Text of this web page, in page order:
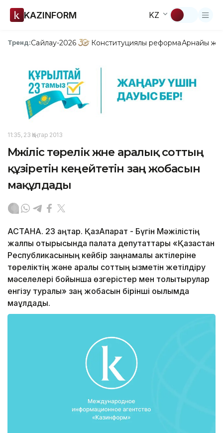
KAZINFORM KZ
Тренд:Сайлау-2026 Конституциялық реформаАрнайы
11:35, 23 Қаңтар 2013
Мәжіліс төрелік және аралық соттың
құзіретін кеңейтетін заң жобасын
мақұлдады
АСТАНА. 23 қаңтар. ҚазАқпарат - Бүгін Мәжілістің
жалпы отырысында палата депутаттары «Қазақстан
Республикасының кейбір заңнамалық актілеріне
төреліктің және аралық соттың қызметін жетілдіру
мәселелері бойынша өзгерістер мен толықтырулар
енгізу туралы» заң жобасын бірінші оқылымда
мақұлдады.